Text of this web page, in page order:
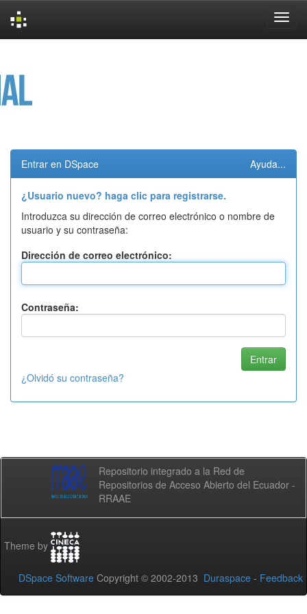
Entrar en DSpace Ayuda...
¿Usuario nuevo? haga clic para registrarse.
Introduzca su dirección de correo electrónico o nombre de
usuario y su contraseña:
Dirección de correo electrónico:
Contraseña:
¿Olvidó su contraseña?
Repositorio integrado a la Red de
Repositorios de Acceso Abierto del Ecuador -
RRAAE
Theme by
DSpace Software Copyright © 2002-2013 Duraspace - Feedback